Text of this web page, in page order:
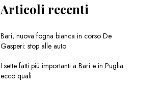
Articoli recenti
Bari, nuova fogna bianca in corso De
Gasperi: stop alle auto
I sette fatti più importanti a Bari e in Puglia:
ecco quali